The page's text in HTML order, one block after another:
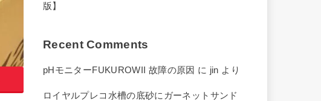
版】
Recent Comments
pHモニターFUKUROWII 故障の原因 に jin より
ロイヤルプレコ水槽の底砂にガーネットサンド